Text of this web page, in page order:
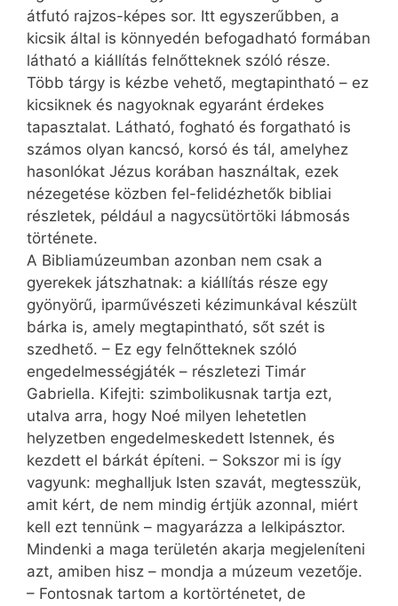
átfutó rajzos-képes sor. Itt egyszerűbben, a
kicsik által is könnyedén befogadható formában
látható a kiállítás felnőtteknek szóló része.
Több tárgy is kézbe vehető, megtapintható – ez
kicsiknek és nagyoknak egyaránt érdekes
tapasztalat. Látható, fogható és forgatható is
számos olyan kancsó, korsó és tál, amelyhez
hasonlókat Jézus korában használtak, ezek
nézegetése közben fel-felidézhetők bibliai
részletek, például a nagycsütörtöki lábmosás
története.
A Bibliamúzeumban azonban nem csak a
gyerekek játszhatnak: a kiállítás része egy
gyönyörű, iparművészeti kézimunkával készült
bárka is, amely megtapintható, sőt szét is
szedhető. – Ez egy felnőtteknek szóló
engedelmességjáték – részletezi Timár
Gabriella. Kifejti: szimbolikusnak tartja ezt,
utalva arra, hogy Noé milyen lehetetlen
helyzetben engedelmeskedett Istennek, és
kezdett el bárkát építeni. – Sokszor mi is így
vagyunk: meghalljuk Isten szavát, megtesszük,
amit kért, de nem mindig értjük azonnal, miért
kell ezt tennünk – magyarázza a lelkipásztor.
Mindenki a maga területén akarja megjeleníteni
azt, amiben hisz – mondja a múzeum vezetője.
– Fontosnak tartom a kortörténetet, de